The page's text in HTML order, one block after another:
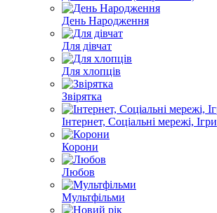
День Народження
Для дівчат
Для хлопців
Звірятка
Інтернет, Соціальні мережі, Ігри
Корони
Любов
Мультфільми